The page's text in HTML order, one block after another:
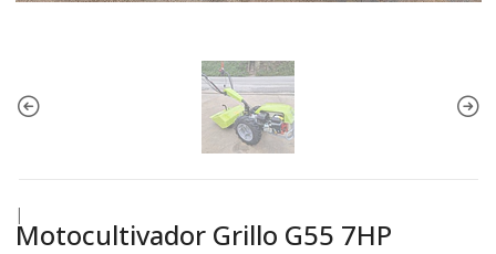
|
Motocultivador Grillo G55 7HP